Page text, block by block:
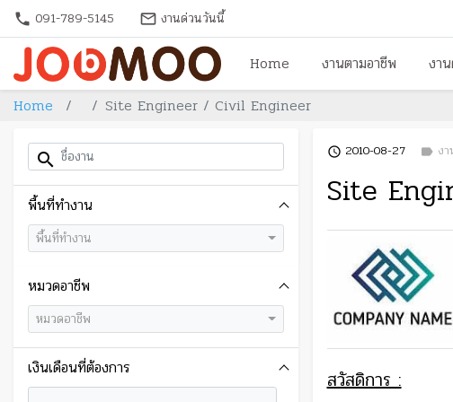
phone 091-789-5145 mail_outline งานด่วนวันนี้
Home งานตามอาชีพ งา
Home
Site Engineer / Civil Engineer
search
พื้นที่ทำงาน
พื้นที่ทำงาน
หมวดอาชีพ
หมวดอาชีพ
เงินเดือนที่ต้องการ
access_time 2010-08-27 label ง
Site
สวัสดิการ :